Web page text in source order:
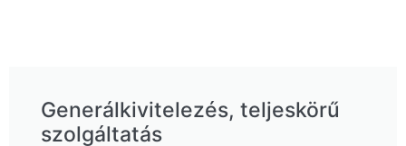
Generálkivitelezés, teljeskörű
szolgáltatás